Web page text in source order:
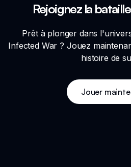
Rejoignez la
Prêt à plonger dans
Infected War ? Jouez
histoire de
Jouer